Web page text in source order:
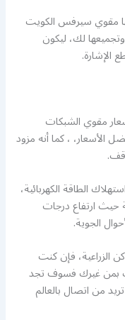
مقوي سيرفس الكويت
لك، ليكون
الإشارة.
مقوي الشبكات
الأسعار، ، كما أنه مزود
الطاقة الكهربائية،
ارتفاع درجات
الجوية.
فإن كنت
بمن غيرك فسوف تجد
من اتصال بالعالم